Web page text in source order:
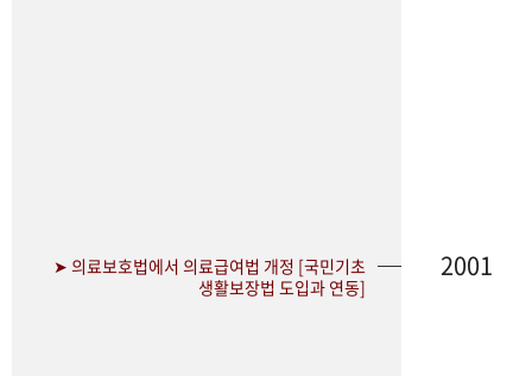
➤ 의료보호법에서 의료급여법 개정 [국민기초
생활보장법 도입과 연동]
2001